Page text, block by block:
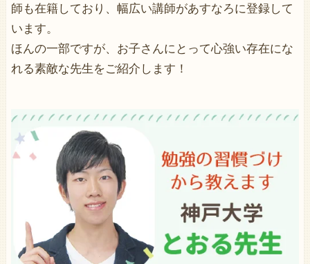
師も在籍しており、幅広い講師があすなろに登録して
います。
ほんの一部ですが、お子さんにとって心強い存在にな
れる素敵な先生をご紹介します！